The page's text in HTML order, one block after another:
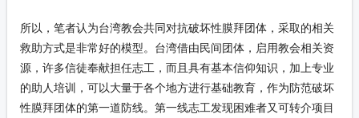
所以，笔者认为台湾教会共同对抗破坏性膜拜团体，采取的相关
救助方式是非常好的模型。台湾借由民间团体，启用教会相关资
源，许多信徒奉献担任志工，而且具有基本信仰知识，加上专业
的助人培训，可以大量于各个地方进行基础教育，作为防范破坏
性膜拜团体的第一道防线。第一线志工发现困难者又可转介项目